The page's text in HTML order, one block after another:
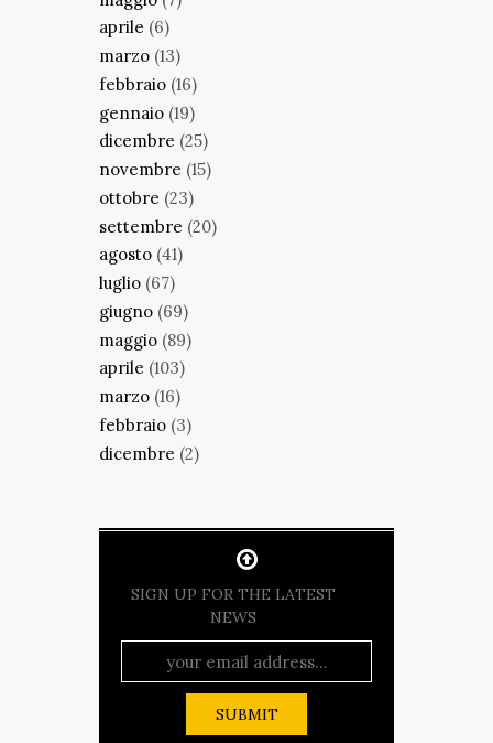
aprile (6)
marzo (13)
febbraio (16)
gennaio (19)
dicembre (25)
novembre (15)
ottobre (23)
settembre (20)
agosto (41)
luglio (67)
giugno (69)
maggio (89)
aprile (103)
marzo (16)
febbraio (3)
dicembre (2)
SIGN UP FOR THE LATEST
NEWS